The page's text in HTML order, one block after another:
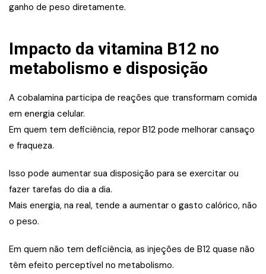
ganho de peso diretamente.
Impacto da vitamina B12 no
metabolismo e disposição
A cobalamina participa de reações que transformam comida
em energia celular.
Em quem tem deficiência, repor B12 pode melhorar cansaço
e fraqueza.
Isso pode aumentar sua disposição para se exercitar ou
fazer tarefas do dia a dia.
Mais energia, na real, tende a aumentar o gasto calórico, não
o peso.
Em quem não tem deficiência, as injeções de B12 quase não
têm efeito perceptível no metabolismo.